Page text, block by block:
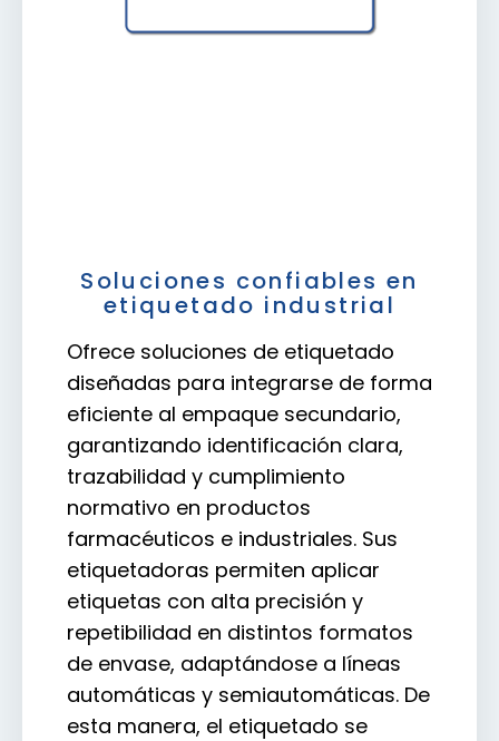
Soluciones confiables en
etiquetado industrial
Ofrece soluciones de etiquetado
diseñadas para integrarse de forma
eficiente al empaque secundario,
garantizando identificación clara,
trazabilidad y cumplimiento
normativo en productos
farmacéuticos e industriales. Sus
etiquetadoras permiten aplicar
etiquetas con alta precisión y
repetibilidad en distintos formatos
de envase, adaptándose a líneas
automáticas y semiautomáticas. De
esta manera, el etiquetado se